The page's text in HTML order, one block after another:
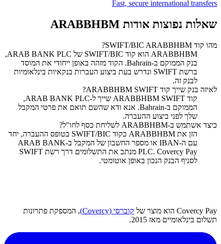
Fast, secure international transfers
שאלות נפוצות אודות ARABBHBM
מהו קוד SWIFT/BIC ARABBHBM?
‏ARABBHBM הוא קוד SWIFT/BIC של ARAB BANK PLC,
בנק הממוקם ב-Bahrain. הקוד מזהה באופן ייחודי את המוסד
ברשת SWIFT ונדרש בעת ביצוע העברות בנקאיות בינלאומיות
לבנק זה.
לאיזה בנק שייך קוד SWIFT ‏ARABBHBM?
קוד SWIFT ‏ARABBHBM שייך ל-ARAB BANK PLC,
הממוקם ב-Bahrain. אנא ודא שהשם תואם את פרטי המקבל
שלך לפני ביצוע ההעברה.
כיצד אשתמש ב-ARABBHBM לשליחת כסף לחו"ל?
הזן את ARABBHBM כקוד SWIFT/BIC בטופס ההעברה, יחד
עם ה-IBAN או מספר החשבון של המקבל ב-ARAB BANK
PLC. Covercy Pay מנתב את התשלומים דרך רשת SWIFT
לסניף הבנק הנכון באופן אוטומטי.
Covercy Pay הוא מוצר של קוברסי (Covercy)
, המספקת פתרונות
תשלום בינלאומיים מאז 2015.